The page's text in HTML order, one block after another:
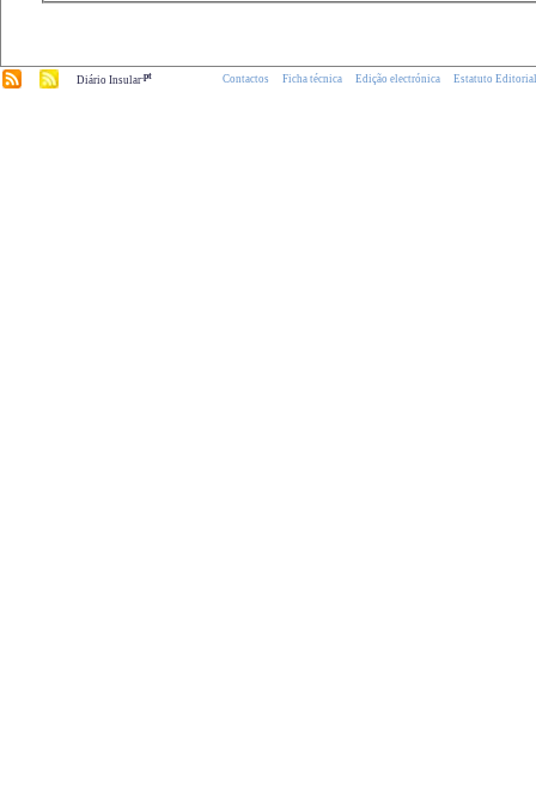
Diário Insular.pt Contactos Ficha técnica Edição electrónica Estatuto Editorial